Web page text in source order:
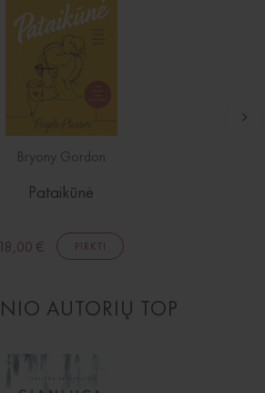
Bryony Gordon
Pataikūnė
18,00 € PIRKTI
AUTORIŲ TOP